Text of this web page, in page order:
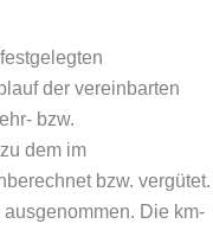
der vereinbarten
bzw.
dem im
bzw. vergütet.
Die km-